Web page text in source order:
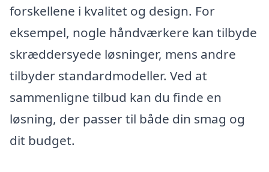
forskellene i kvalitet og design. For
eksempel, nogle håndværkere kan tilbyde
skræddersyede løsninger, mens andre
tilbyder standardmodeller. Ved at
sammenligne tilbud kan du finde en
løsning, der passer til både din smag og
dit budget.